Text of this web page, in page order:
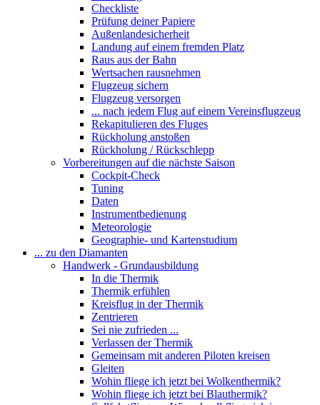
Checkliste
Prüfung deiner Papiere
Außenlandesicherheit
Landung auf einem fremden Platz
Raus aus der Bahn
Wertsachen rausnehmen
Flugzeug sichern
Flugzeug versorgen
... nach jedem Flug auf einem Vereinsflugzeug
Rekapitulieren des Fluges
Rückholung anstoßen
Rückholung / Rückschlepp
Vorbereitungen auf die nächste Saison
Cockpit-Check
Tuning
Daten
Instrumentbedienung
Meteorologie
Geographie- und Kartenstudium
... zu den Diamanten
Handwerk - Grundausbildung
In die Thermik
Thermik erfühlen
Kreisflug in der Thermik
Zentrieren
Sei nie zufrieden ...
Verlassen der Thermik
Gemeinsam mit anderen Piloten kreisen
Gleiten
Wohin fliege ich jetzt bei Wolkenthermik?
Wohin fliege ich jetzt bei Blauthermik?